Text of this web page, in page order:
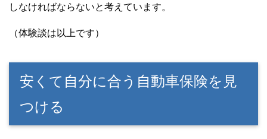
しなければならないと考えています。
（体験談は以上です）
安くて自分に合う自動車保険を見
つける